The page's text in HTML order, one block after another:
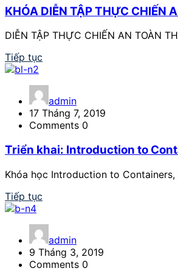
KHÓA DIỄN TẬP THỰC CHIẾN
DIỄN TẬP THỰC CHIẾN AN TOÀN
Tiếp tục
admin
17 Tháng 7, 2019
Comments 0
Triển khai: Introduction to
Khóa học Introduction to Containers,
Tiếp tục
admin
9 Tháng 3, 2019
Comments 0